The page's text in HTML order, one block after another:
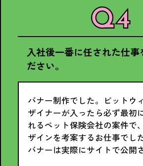
入社後一番に任された仕事
ださい。
バナー制作でした。ビットウ
ザイナーが入ったら必ず最初
れるペット保険会社の案件で
ザインを考案するお仕事でし
バナーは実際にサイトで公開